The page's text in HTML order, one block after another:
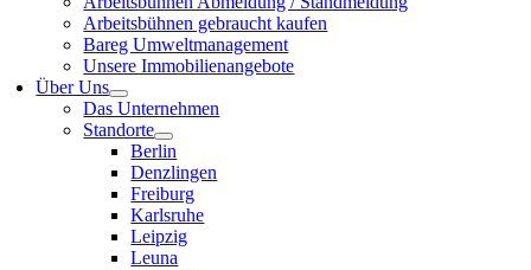
Arbeitsbühnen gebraucht kaufen
Bareg Umweltmanagement
Unsere Immobilienangebote
Über Uns
Das Unternehmen
Standorte
Berlin
Denzlingen
Freiburg
Karlsruhe
Leipzig
Leuna